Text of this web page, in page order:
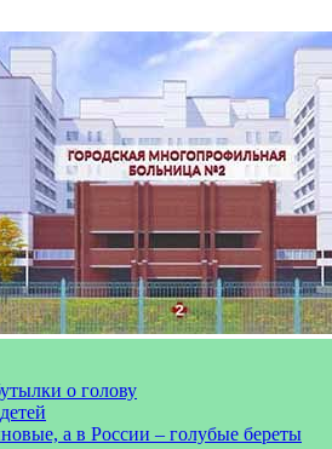
о голову
а в России – голубые береты